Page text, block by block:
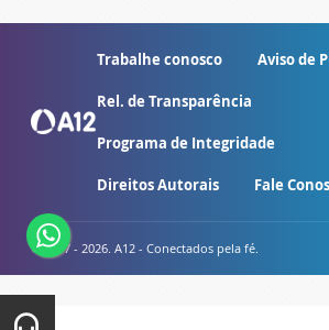
Trabalhe conosco Aviso de
Rel. de Transparência
Programa de Integridade
Direitos Autorais Fale
© 2007 - 2026. A12 - Conectados pela fé.